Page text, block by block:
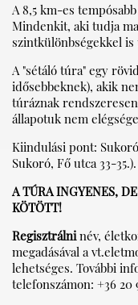
A 8,5 km-es
Mindenkit, aki tudja
szintkülönbségekkel
A "sétáló túra" egy
idősebbeknek), akik
túráznak
állapotuk nem
Kiindulási pont:
Sukoró, Fő utca 33-35.).
A TÚRA INGYENES,
KÖTÖTT!
Regisztrálni név,
megadásával a
lehetséges. További
telefonszámon: +36 20